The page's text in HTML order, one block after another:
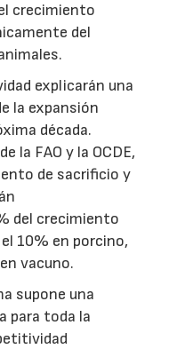
crecimiento
del
explicarán una
la expansión
década.
la FAO y la OCDE,
de sacrificio y
del crecimiento
10% en porcino,
vacuno.
supone una
para toda la